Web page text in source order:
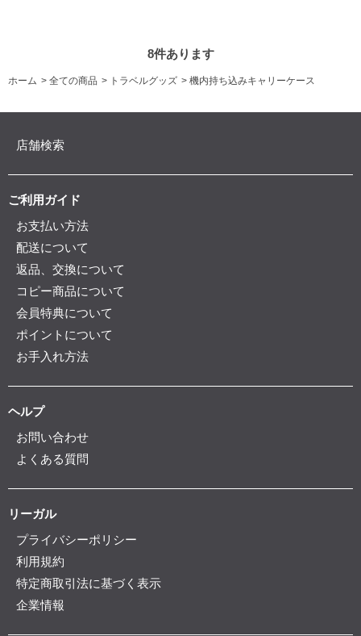
8件あります
ホーム > 全ての商品 > トラベルグッズ > 機内持ち込みキャリーケース
店舗検索
ご利用ガイド
お支払い方法
配送について
返品、交換について
コピー商品について
会員特典について
ポイントについて
お手入れ方法
ヘルプ
お問い合わせ
よくある質問
リーガル
プライバシーポリシー
利用規約
特定商取引法に基づく表示
企業情報